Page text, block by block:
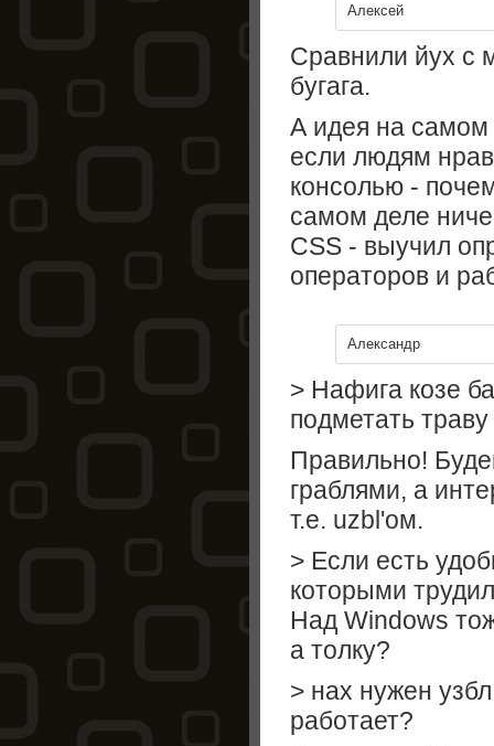
Алексей
Сравнили йух с
бугага.
А идея на самом
если людям
консолью -
самом деле
СSS - выучил
операторов и
Александр
> Нафига козе
подметать
Правильно!
граблями, а
т.е. uzbl'ом.
> Если есть
которыми
Над Windows
а толку?
> нах нужен
работает?